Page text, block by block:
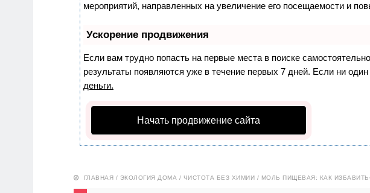
мероприятий, направленных на увеличение его посещаемости и
Ускорение продвижения
Если вам трудно попасть на первые места в поиске
результаты появляются уже в течение первых 7 дней. Если ни
деньги.
Начать продвижение сайта
ГЛАВНАЯ / ЭКОЛОГИЯ ДОМА / ЧИСТОТА БЕЗ ХИМИИ / МОЛЬ ПИЩЕВАЯ: КАК